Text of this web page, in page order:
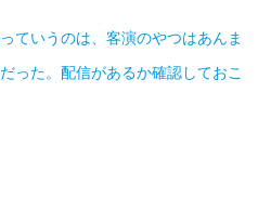
ていうのは、客演のやつはあんま
った。配信があるか確認しておこ